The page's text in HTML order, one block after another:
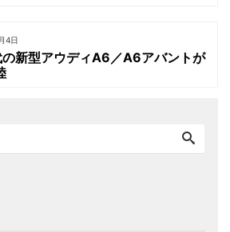
4日
新型アウディA6／A6アバントが